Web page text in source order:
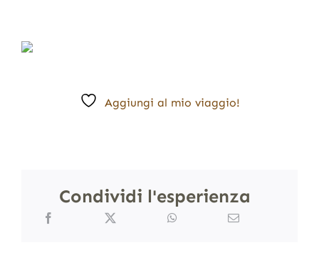
Aggiungi al mio viaggio!
Condividi l'esperienza